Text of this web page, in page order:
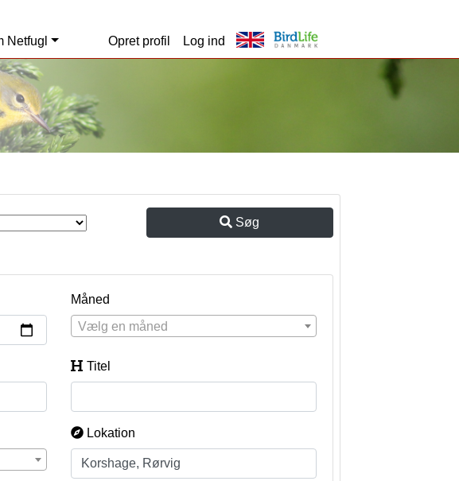
Netfugl Opret profil Log ind
Søg
Måned
Vælg en måned
Titel
Lokation